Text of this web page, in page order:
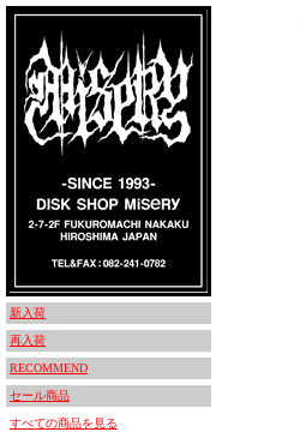
新入荷
再入荷
RECOMMEND
セール商品
すべての商品を見る